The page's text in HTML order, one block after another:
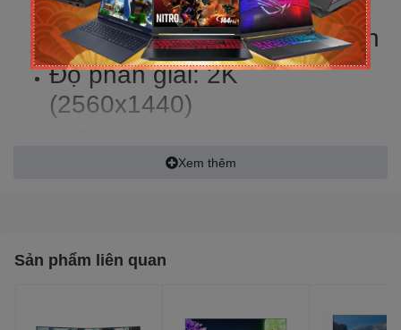
Kích thước màn hình: 27Inch
Độ phân giải: 2K
(2560x1440)
Tần số quét: 300Hz
Xem thêm
Sản phẩm liên quan